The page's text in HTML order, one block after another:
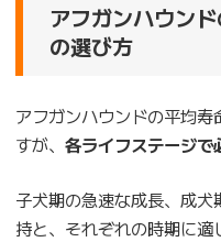
アフガンハウン
の選び方
アフガンハウンドの平均
すが、 各ライフステージで
子犬期の急速な成長、成
持と、それぞれの時期に